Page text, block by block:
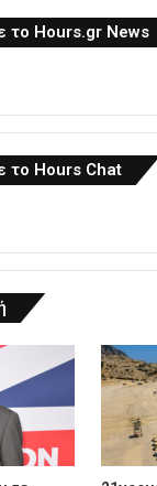
το Hours.gr News
το Hours Chat